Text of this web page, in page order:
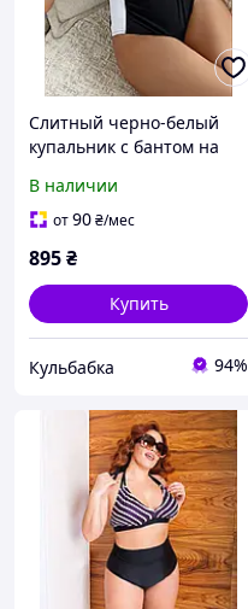
Слитный черно-белый
купальник с бантом на
закрытый купальник с
контрастными вставками
В наличии
от90₴/мес
895₴
Купить
Кульбабка 94%